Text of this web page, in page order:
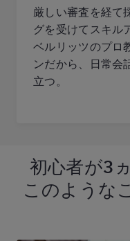
厳しい審査を経て
グを受けてスキル
ベルリッツのプロ
ンだから、日常会
立つ。
初心者が3
このような